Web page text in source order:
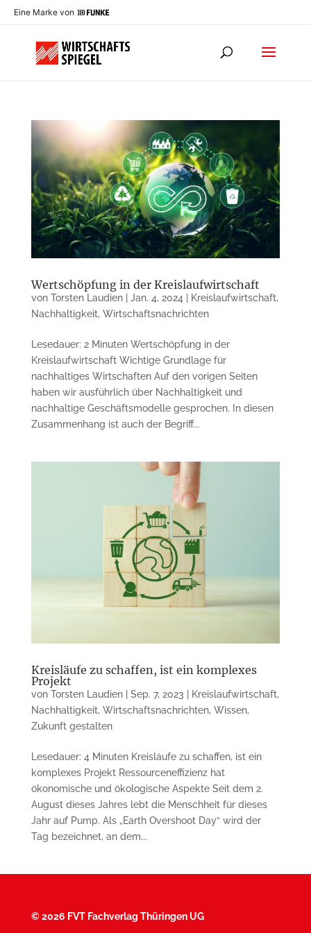
Eine Marke von
Wertschöpfung in der Kreislaufwirtschaft
von Torsten Laudien| Jan. 4, 2024| Kreislaufwirtschaft,
Nachhaltigkeit, Wirtschaftsnachrichten
Lesedauer: 2 Minuten Wertschöpfung in der
Kreislaufwirtschaft Wichtige Grundlage für
nachhaltiges Wirtschaften Auf den vorigen Seiten
haben wir ausführlich über Nachhaltigkeit und
nachhaltige Geschäftsmodelle gesprochen. In diesen
Zusammenhang ist auch der Begriff...
Kreisläufe zu schaffen, ist ein komplexes
Projekt
von Torsten Laudien| Sep. 7, 2023 Kreislaufwirtschaft,
Nachhaltigkeit, Wirtschaftsnachrichten, Wissen,
Zukunft gestalten
Lesedauer: 4 Minuten Kreisläufe zu schaffen, ist ein
komplexes Projekt Ressourceneffizienz hat
ökonomische und ökologische Aspekte Seit dem 2.
August dieses Jahres lebt die Menschheit für dieses
Jahr auf Pump. Als „Earth Overshoot Day“ wird der
Tag bezeichnet, an dem...
©2026 FVT Fachverlag Thüringen UG